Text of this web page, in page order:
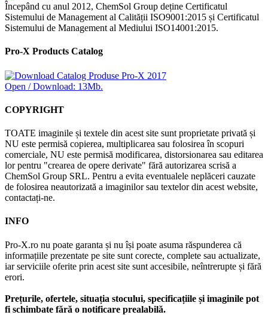
Începând cu anul 2012, ChemSol Group deține Certificatul
Sistemului de Management al Calității ISO9001:2015 și Certificatul
Sistemului de Management al Mediului ISO14001:2015.
Pro-X Products Catalog
Open / Download: 13Mb.
COPYRIGHT
TOATE imaginile și textele din acest site sunt proprietate privată și
NU este permisă copierea, multiplicarea sau folosirea în scopuri
comerciale, NU este permisă modificarea, distorsionarea sau editarea
lor pentru "crearea de opere derivate" fără autorizarea scrisă a
ChemSol Group SRL. Pentru a evita eventualele neplăceri cauzate
de folosirea neautorizată a imaginilor sau textelor din acest website,
contactați-ne.
INFO
Pro-X.ro nu poate garanta și nu își poate asuma răspunderea că
informațiile prezentate pe site sunt corecte, complete sau actualizate,
iar serviciile oferite prin acest site sunt accesibile, neîntrerupte și fără
erori.
Prețurile, ofertele, situația stocului, specificațiile și imaginile pot
fi schimbate fără o notificare prealabilă.